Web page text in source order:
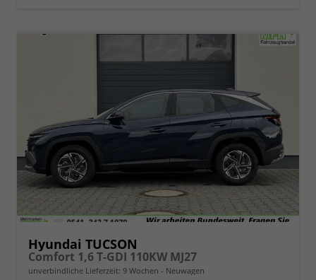
Hyundai TUCSON
Comfort 1,6 T-GDI 110KW MJ27
unverbindliche Lieferzeit: 9 Wochen Neuwagen